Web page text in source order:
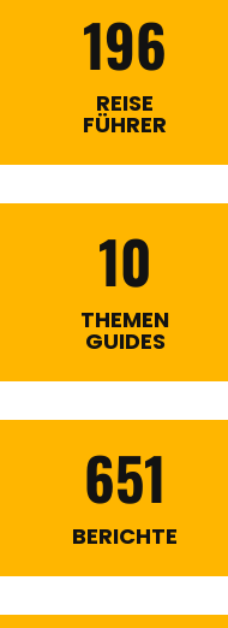
196
REISE
FÜHRER
10
THEMEN
GUIDES
651
BERICHTE